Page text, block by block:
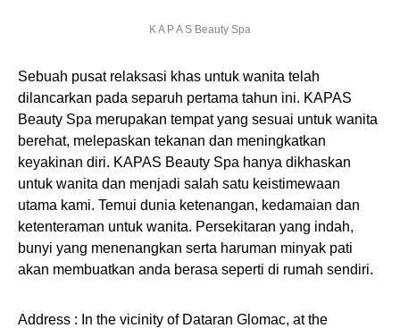
K A P A S Beauty Spa
Sebuah pusat relaksasi khas untuk wanita telah
dilancarkan pada separuh pertama tahun ini. KAPAS
Beauty Spa merupakan tempat yang sesuai untuk wanita
berehat, melepaskan tekanan dan meningkatkan
keyakinan diri. KAPAS Beauty Spa hanya dikhaskan
untuk wanita dan menjadi salah satu keistimewaan
utama kami. Temui dunia ketenangan, kedamaian dan
ketenteraman untuk wanita. Persekitaran yang indah,
bunyi yang menenangkan serta haruman minyak pati
akan membuatkan anda berasa seperti di rumah sendiri.
Address : In the vicinity of Dataran Glomac, at the